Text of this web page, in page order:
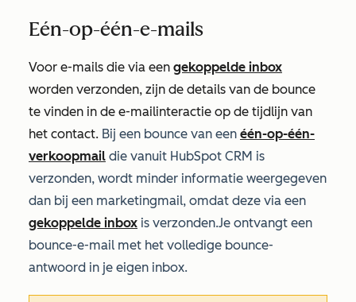
Eén-op-één-e-mails
Voor e-mails die via een gekoppelde inbox
worden verzonden, zijn de details van de bounce
te vinden in de e-mailinteractie op de tijdlijn van
het contact. Bij een bounce van een één-op-één-
verkoopmail die vanuit HubSpot CRM is
verzonden, wordt minder informatie weergegeven
dan bij een marketingmail, omdat deze via een
gekoppelde inbox is verzonden.Je ontvangt een
bounce-e-mail met het volledige bounce-
antwoord in je eigen inbox.